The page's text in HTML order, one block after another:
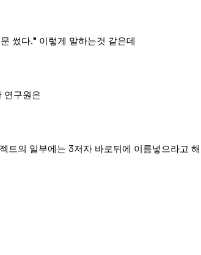
썼다.” 이렇게 말하는것 같은데
연구원은
트의 일부에는 3저자 바로뒤에 이름넣으라고